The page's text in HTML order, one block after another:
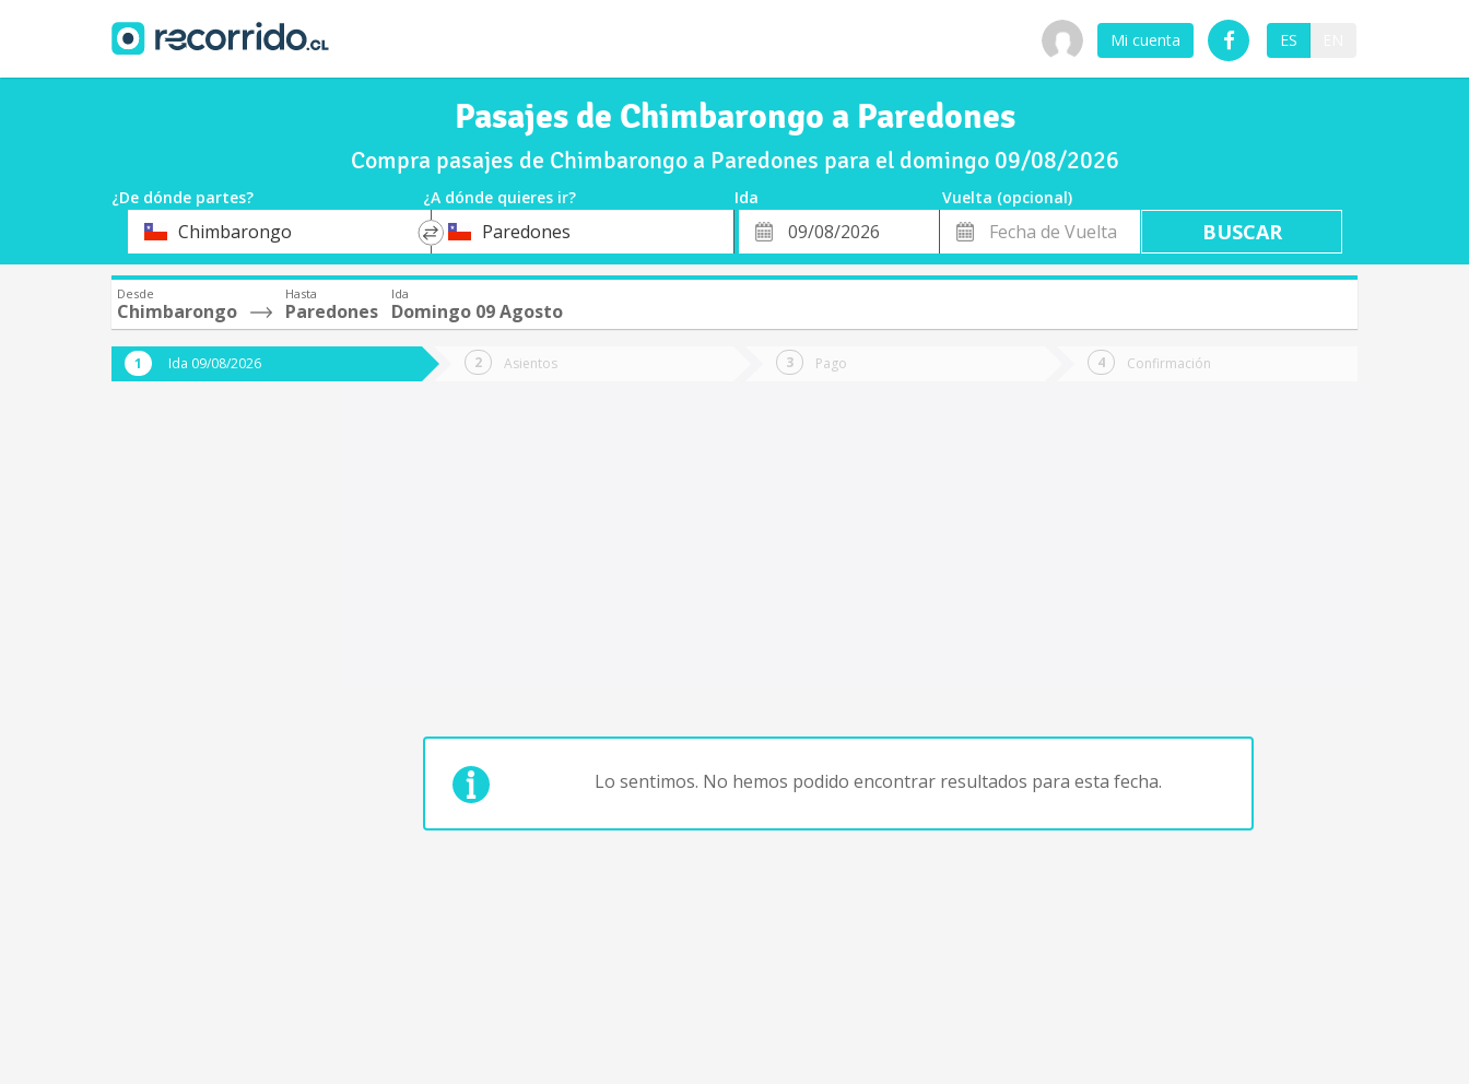
Mi cuenta ES
Pasajes de Chimbarongo a Paredones
Compra pasajes de Chimbarongo a Paredones para el domingo 09/08/2026
¿De dónde partes? ¿A dónde quieres ir? Ida
Vuelta (opcional)
OrigenChimbarongo
*
DestinoParedones
Fecha
de
Fecha
de
Vuelta
Desde
Chimbarongo
Hasta
Paredones
Ida
Domingo 09 Agosto
Ida 09/08/2026 Asientos Pago Confirmación
Lo sentimos. No hemos podido encontrar resultados para esta fecha.